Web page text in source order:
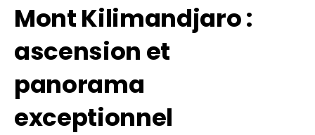
Mont Kilimandjaro :
ascension et
panorama
exceptionnel